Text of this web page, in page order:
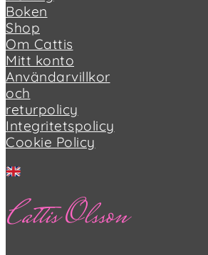
Boken
Shop
Om Cattis
Mitt konto
Användarvillkor
och
returpolicy
Integritetspolicy
Cookie Policy
Cattis Olsson